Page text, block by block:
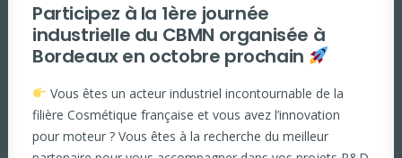
Participez à la 1ère journée
industrielle du CBMN organisée à
Bordeaux en octobre prochain
Vous êtes un acteur industriel incontournable de la
filière Cosmétique française et vous avez l’innovation
pour moteur ? Vous êtes à la recherche du meilleur